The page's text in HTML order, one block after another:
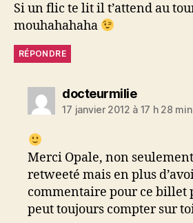
Si un flic te lit il t’attend au
mouhahahaha
RÉPONDRE
docteurmiliedit :
17 janvier 2012 à 17 h 28 min
Merci Opale, non
retweeté mais en plus
commentaire pour ce billet
peut toujours compter sur